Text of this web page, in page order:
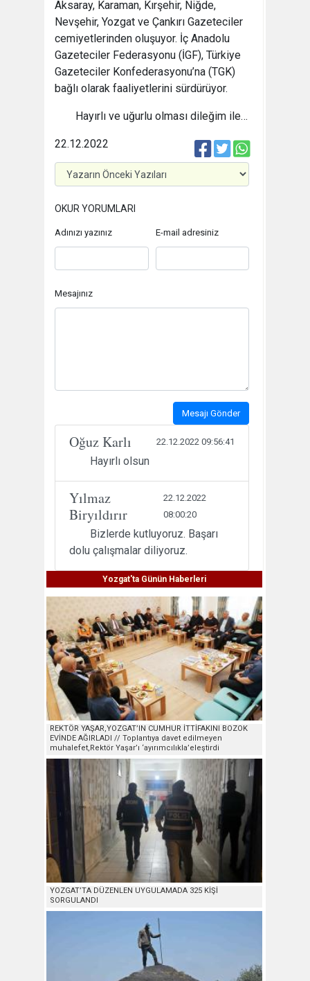
Aksaray, Karaman, Kırşehir, Niğde,
Nevşehir, Yozgat ve Çankırı Gazeteciler
cemiyetlerinden oluşuyor. İç Anadolu
Gazeteciler Federasyonu (İGF), Türkiye
Gazeteciler Konfederasyonu’na (TGK)
bağlı olarak faaliyetlerini sürdürüyor.
Hayırlı ve uğurlu olması dileğim ile…
22.12.2022
OKUR YORUMLARI
Adınızı yazınız E-mail adresiniz
Mesajınız
Mesajı Gönder
Oğuz Karlı 22.12.2022 09:56:41
Hayırlı olsun
Yılmaz
Biryıldırır
22.12.2022
08:00:20
Bizlerde kutluyoruz. Başarı
dolu çalışmalar diliyoruz.
Yozgat'ta Günün Haberleri
REKTÖR YAŞAR,YOZGAT’IN CUMHUR İTTİFAKINI BOZOK
EVİNDE AĞIRLADI // Toplantıya davet edilmeyen
muhalefet,Rektör Yaşar’ı ‘ayırımcılıkla’eleştirdi
YOZGAT’TA DÜZENLEN UYGULAMADA 325 KİŞİ
SORGULANDI